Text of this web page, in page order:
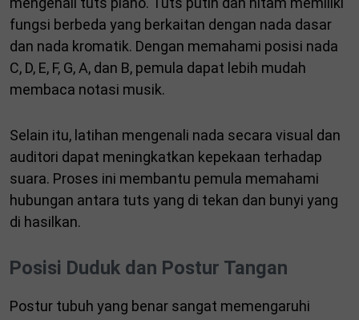
fungsi berbeda yang berkaitan dengan nada dasar
dan nada kromatik. Dengan memahami posisi nada
C, D, E, F, G, A, dan B, pemula dapat lebih mudah
membaca notasi musik.
Selain itu, latihan mengenali nada secara visual dan
auditori dapat meningkatkan kepekaan terhadap
suara. Proses ini membantu pemula memahami
hubungan antara tuts yang di tekan dan bunyi yang
di hasilkan.
Posisi Duduk dan Postur Tangan
Postur tubuh yang benar sangat memengaruhi